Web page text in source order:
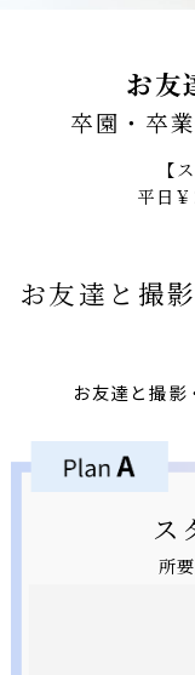
お友
卒園・卒
【
平日
お友達と撮
お友達と撮影
ス
所